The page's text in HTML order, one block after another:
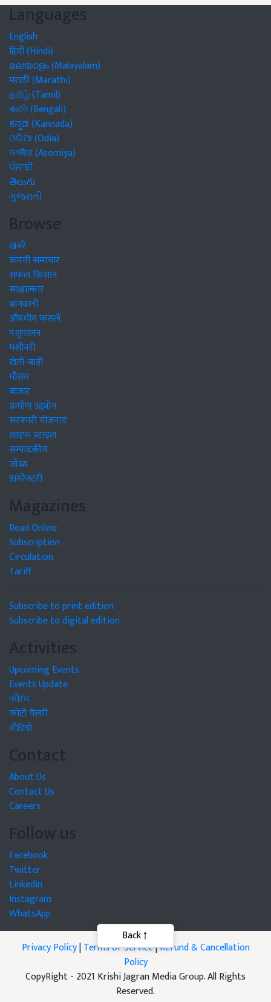
Languages
English
हिंदी (Hindi)
മലയാളം (Malayalam)
मराठी (Marathi)
தமிழ் (Tamil)
বাঙালি (Bengali)
ಕನ್ನಡ (Kannada)
ଓଡିଆ (Odia)
অসমীয়া (Asomiya)
ਪੰਜਾਬੀ
తెలుగు
ગુજરાતી
Browse
खबरें
कंपनी समाचार
सफल किसान
साक्षात्कार
बागवानी
औषधीय फसलें
पशुपालन
मशीनरी
खेती-बाड़ी
मौसम
बाजार
ग्रामीण उद्द्योग
सरकारी योजनाएं
लाइफ स्टाइल
सम्पादकीय
जॉब्स
डायरेक्टरी
Magazines
Read Online
Subscription
Circulation
Tariff
Subscribe to print edition
Subscribe to digital edition
Activities
Upcoming Events
Events Update
फोरम
फोटो गैलरी
वीडियो
Contact
About Us
Contact Us
Careers
Follow us
Facebook
Twitter
LinkedIn
Instagram
WhatsApp
Privacy Policy|Terms of Service|Refund & Cancellation
Policy
CopyRight - 2021 Krishi Jagran Media Group. All Rights
Reserved.